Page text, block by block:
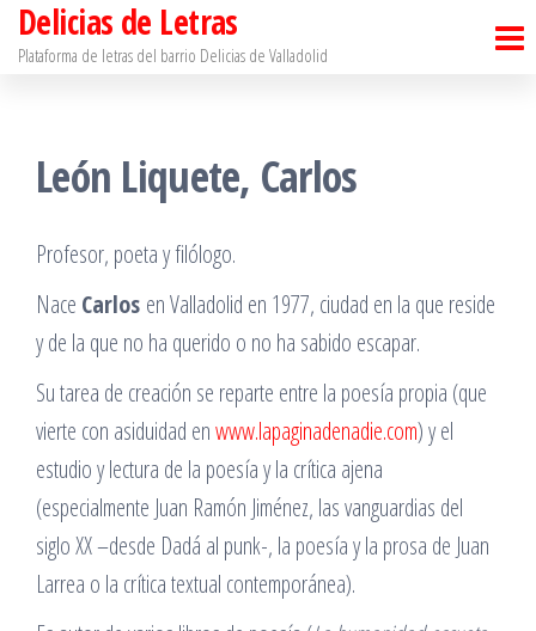
SaltarDelicias de Letras
Plataforma de letras del barrio Delicias de Valladolid
León Liquete, Carlos
Profesor, poeta y filólogo.
Nace Carlos en Valladolid en 1977, ciudad en la que reside
y de la que no ha querido o no ha sabido escapar.
Su tarea de creación se reparte entre la poesía propia (que
vierte con asiduidad enwww.lapaginadenadie.com) y el
estudio y lectura de la poesía y la crítica ajena
(especialmente Juan Ramón Jiménez, las vanguardias del
siglo XX –desde Dadá al punk-, la poesía y la prosa de Juan
Larrea o la crítica textual contemporánea).